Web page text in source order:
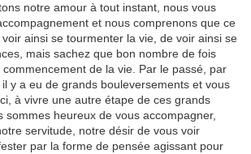
notre amour à tout instant, nous vous
et nous comprenons que ce
voir ainsi se tourmenter la vie, de voir ainsi se
mais sachez que bon nombre de fois
de la vie. Par le passé, par
il y a eu de grands bouleversements et vous
à vivre une autre étape de ces grands
sommes heureux de vous accompagner,
servitude, notre désir de vous voir
par la forme de pensée agissant pour